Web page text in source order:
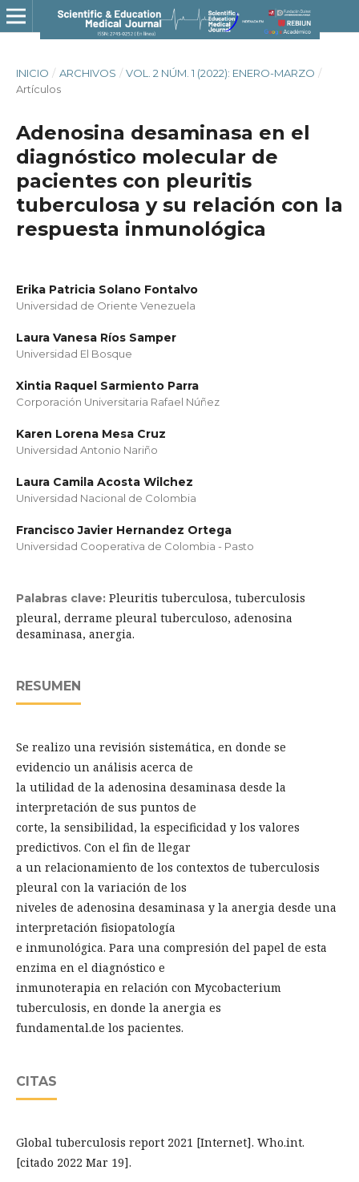
INICIO / ARCHIVOS / VOL. 2 NÚM. 1 (2022): ENERO-MARZO /
Artículos
Adenosina desaminasa en el
diagnóstico molecular de
pacientes con pleuritis
tuberculosa y su relación con la
respuesta inmunológica
Erika Patricia Solano Fontalvo
Universidad de Oriente Venezuela
Laura Vanesa Ríos Samper
Universidad El Bosque
Xintia Raquel Sarmiento Parra
Corporación Universitaria Rafael Núñez
Karen Lorena Mesa Cruz
Universidad Antonio Nariño
Laura Camila Acosta Wilchez
Universidad Nacional de Colombia
Francisco Javier Hernandez Ortega
Universidad Cooperativa de Colombia - Pasto
Palabras clave: Pleuritis tuberculosa, tuberculosis
pleural, derrame pleural tuberculoso, adenosina
desaminasa, anergia.
RESUMEN
Se realizo una revisión sistemática, en donde se
evidencio un análisis acerca de
la utilidad de la adenosina desaminasa desde la
interpretación de sus puntos de
corte, la sensibilidad, la especificidad y los valores
predictivos. Con el fin de llegar
a un relacionamiento de los contextos de tuberculosis
pleural con la variación de los
niveles de adenosina desaminasa y la anergia desde una
interpretación fisiopatología
e inmunológica. Para una compresión del papel de esta
enzima en el diagnóstico e
inmunoterapia en relación con Mycobacterium
tuberculosis, en donde la anergia es
fundamental.de los pacientes.
CITAS
Global tuberculosis report 2021 [Internet]. Who.int.
[citado 2022 Mar 19].